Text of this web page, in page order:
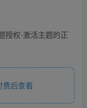
授权-激活主题的正
后查看